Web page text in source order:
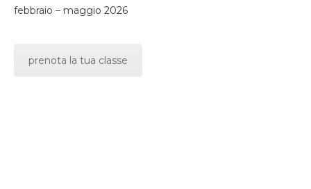
febbraio – maggio 2026
prenota la tua classe